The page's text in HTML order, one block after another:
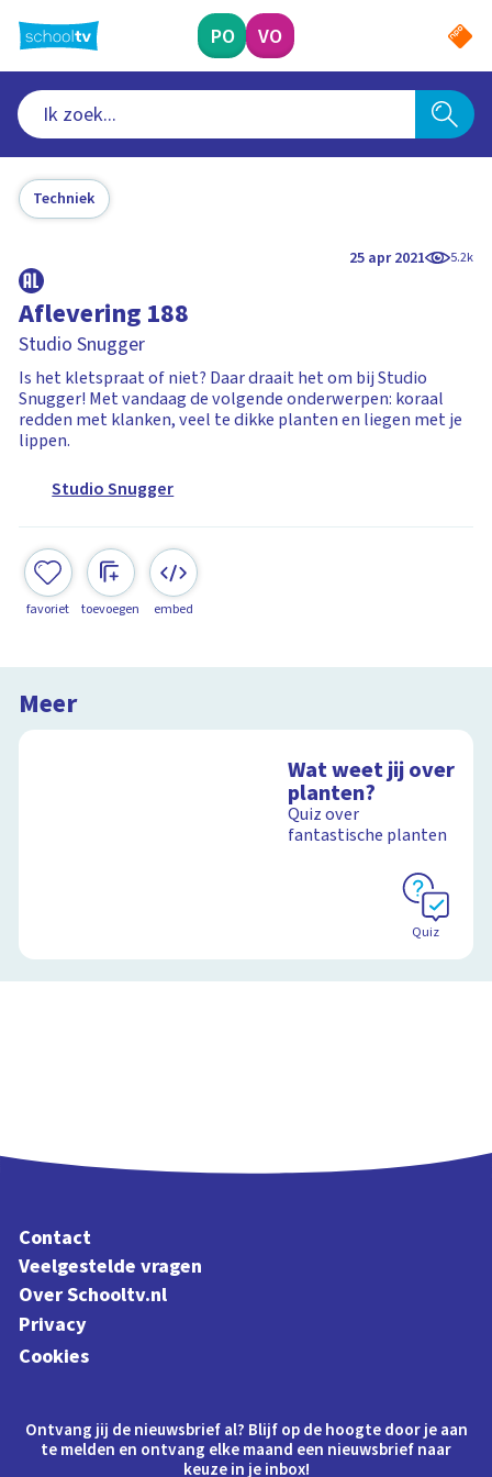
naar
hoofdinhoud
PO VO
Techniek
25 apr 2021 5.2k
Aflevering 188
Studio Snugger
Is het kletspraat of niet? Daar draait het om bij Studio
Snugger! Met vandaag de volgende onderwerpen: koraal
redden met klanken, veel te dikke planten en liegen met je
lippen.
Studio Snugger
favoriet toevoegen embed
Meer
Wat weet jij over
planten?
Quiz over
fantastische planten
Quiz
Contact
Veelgestelde vragen
Over Schooltv.nl
Privacy
Cookies
Ontvang jij de nieuwsbrief al? Blijf op de hoogte door je aan
te melden en ontvang elke maand een nieuwsbrief naar
keuze in je inbox!